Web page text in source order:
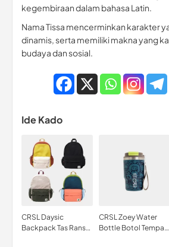
kegembiraan dalam bahasa Latin.
Nama Tissa mencerminkan karakter
dinamis, serta memiliki makna yang
budaya dan sosial.
Ide Kado
CRSL Daysic
Backpack Tas Ransel
CRSL Zoey Water
Bottle Botol Tempat